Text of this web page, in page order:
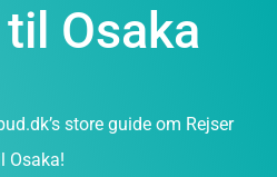
Osaka
store guide om Rejser
Osaka!